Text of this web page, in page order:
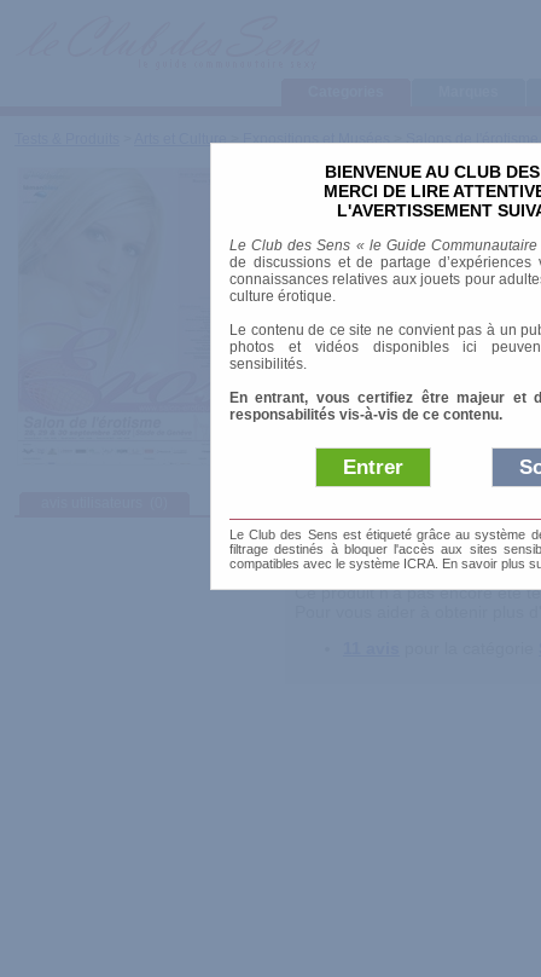
BIENVENUE AU CLUB
MERCI DE LIRE
L'AVERTISSEMENT
Le Club des Sens « le Guide
de discussions et de partage
connaissances relatives aux jouets pour
culture érotique.
Le contenu de ce site ne convient pas à un
photos et vidéos disponibles ici
sensibilités.
En entrant, vous certifiez être majeur et
responsabilités vis-à-vis de ce contenu.
Entrer
Le Club des Sens est étiqueté grâce au système
filtrage destinés à bloquer l'accès aux sites
compatibles avec le système ICRA. En savoir plus
Arts et Culture>Expositions et Musées>Salons de l'érotisme
Dates: Terminé
Date de début: 28/09/2007
Date de fin: 30/09/2007
Pays: Suisse
Ville: Genève
Ce produit n'a pas encore été